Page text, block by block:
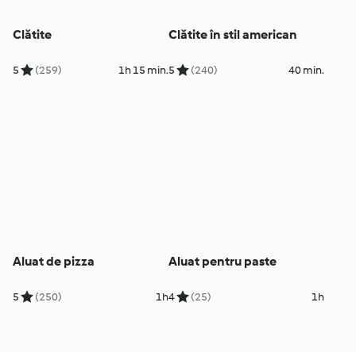
Clătite
5 (259) 1h 15 min.
Clătite în stil american
5 (240) 40 min.
Aluat de pizza
5 (250) 1h
Aluat pentru paste
4 (25) 1h